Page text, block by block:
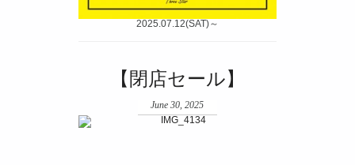
2025.07.12(SAT)～
【閉店セール】
June 30, 2025